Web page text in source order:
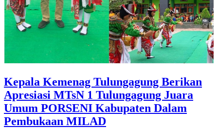
Kepala Kemenag Tulungagung Berikan
Apresiasi MTsN 1 Tulungagung Juara
Umum PORSENI Kabupaten Dalam
Pembukaan MILAD